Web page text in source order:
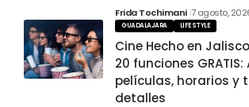
Frida Tochimani 7 agosto,
GUADALAJARA LIFESTYLE
Cine Hecho en
20 funciones
películas, horarios y
detalles